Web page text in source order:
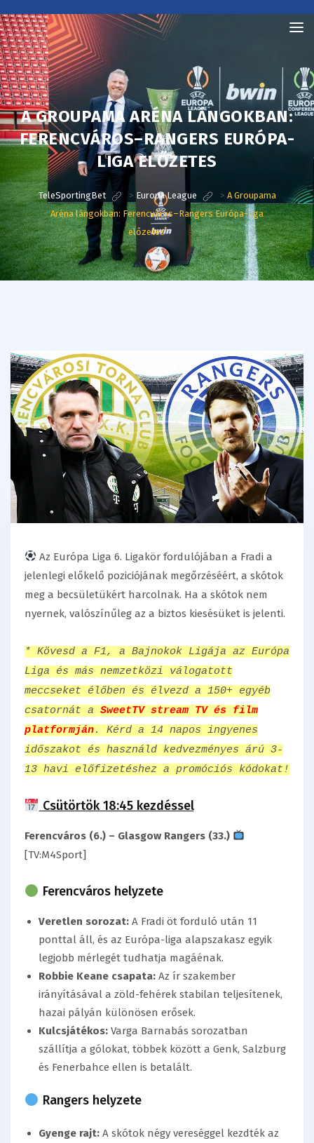
TeleSportingBet
A GROUPAMA ARÉNA LÁNGOKBAN:
FERENCVÁROS–RANGERS EURÓPA-
LIGA ELŐZETES
TeleSportingBet > Europa League > A Groupama
Aréna lángokban: Ferencváros–Rangers Európa-liga
előzetes
Az Európa Liga 6. Ligakör fordulójában a Fradi a
jelenlegi előkelő poziciójának megőrzéséért, a skótok
meg a becsületükért harcolnak. Ha a skótok nem
nyernek, valószínűleg az a biztos kiesésüket is jelenti.
* Kövesd a F1, a Bajnokok Ligája az Európa
Liga és más nemzetközi válogatott
meccseket élőben és élvezd a 150+ egyéb
csatornát a SweetTV stream TV és film
platformján. Kérd a 14 napos ingyenes
időszakot és használd kedvezményes árú 3-
13 havi előfizetéshez a promóciós kódokat!
Csütörtök 18:45 kezdéssel
Ferencváros (6.) – Glasgow Rangers (33.)
[TV:M4Sport]
Ferencváros helyzete
Veretlen sorozat: A Fradi öt forduló után 11
ponttal áll, és az Európa-liga alapszakasz egyik
legjobb mérlegét tudhatja magáénak.
Robbie Keane csapata: Az ír szakember
irányításával a zöld-fehérek stabilan teljesítenek,
hazai pályán különösen erősek.
Kulcsjátékos: Varga Barnabás sorozatban
szállítja a gólokat, többek között a Genk, Salzburg
és Fenerbahce ellen is betalált.
Rangers helyzete
Gyenge rajt: A skótok négy vereséggel kezdték az